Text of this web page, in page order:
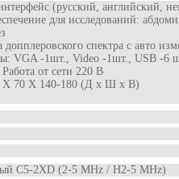
(русский, английский,
для исследований:
допплеровского спектра с авто
VGA -1шт., Video -1шт., USB -6
от сети 220 В
Х 70 Х 140-180 (Д х Ш х В)
C5-2XD (2-5 MHz / H2-5 MHz)